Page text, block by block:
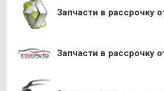
Запчасти в рассрочку
Запчасти в рассрочку